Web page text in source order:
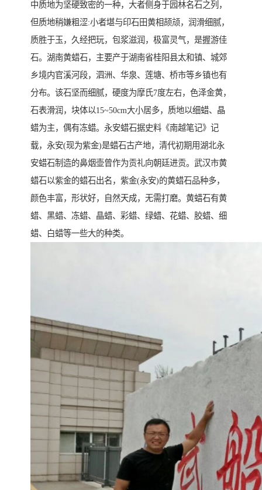
中质地为坚硬致密的一种，大者侧身于园林名石之列，
但质地稍嫌粗涩:小者堪与印石田黄相颉颃，润滑细腻，
质胜于玉，久经把玩，包浆滋润，极富灵气，是握游佳
石。湖南黄蜡石，主要产于湖南省桂阳县太和镇、城郊
乡境内官溪河段，泗洲、华泉、莲塘、桥市等乡镇也有
分布。该石坚而细腻，硬度为摩氏7度左右，色泽金黄，
石表滑润，块体以15~50cm大小居多，质地以细蜡、晶
蜡为主，偶有冻蜡。永安蜡石据史料《南越笔记》记
载，永安(现为紫金)是蜡石古产地，清代初期用湖北永
安蜡石制造的鼻烟壶曾作为贡礼向朝廷进贡。武汉市黄
蜡石以紫金的蜡石出名，紫金(永安)的黄蜡石品种多，
颜色丰富，形状好，自然天成，无需打磨。黄蜡石有黄
蜡、黑蜡、冻蜡、晶蜡、彩蜡、绿蜡、花蜡、胶蜡、细
蜡、白蜡等一些大的种类。